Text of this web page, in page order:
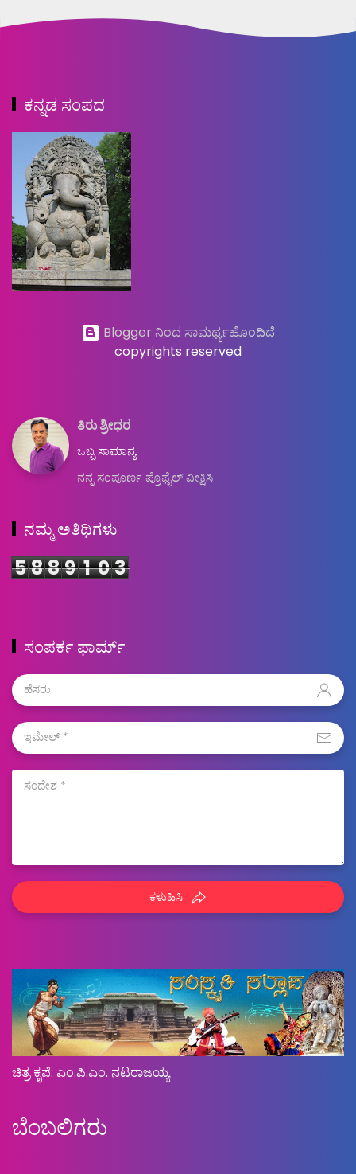
ಕನ್ನಡ ಸಂಪದ
Blogger ನಿಂದ ಸಾಮರ್ಥ್ಯಹೊಂದಿದೆ
copyrights reserved
ತಿರು ಶ್ರೀಧರ
ಒಬ್ಬ ಸಾಮಾನ್ಯ.
ನನ್ನ ಸಂಪೂರ್ಣ ಪ್ರೊಫೈಲ್ ವೀಕ್ಷಿಸಿ
ನಮ್ಮ ಅತಿಥಿಗಳು
5889 1 03
ಸಂಪರ್ಕ ಫಾರ್ಮ್
ಕಳುಹಿಸಿ
ಚಿತ್ರ ಕೃಪೆ: ಎಂ.ಪಿ.ಎಂ. ನಟರಾಜಯ್ಯ
ಬೆಂಬಲಿಗರು